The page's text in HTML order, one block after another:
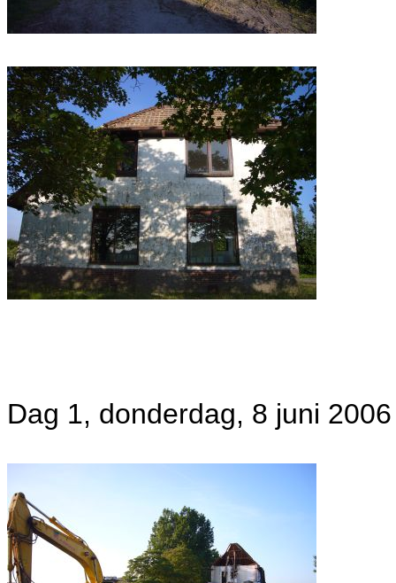
Dag 1, donderdag, 8 juni 2006